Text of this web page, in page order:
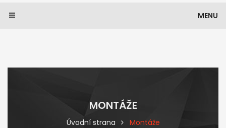
MENU
MONTÁŽE
Úvodní strana Montáže